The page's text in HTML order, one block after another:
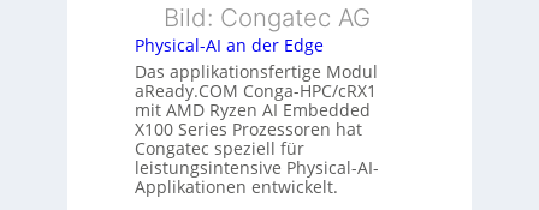
ü
b
e
r
w
a
c
h
i
s
t
u
n
g
e
E
t
h
e
r
c
a
Bild: Congatec AG
Physical-AI an der Edge
Das applikationsfertige Modul
aReady.COM Conga-HPC/cRX1
mit AMD Ryzen AI Embedded
X100 Series Prozessoren hat
Congatec speziell für
leistungsintensive Physical-AI-
Applikationen entwickelt.